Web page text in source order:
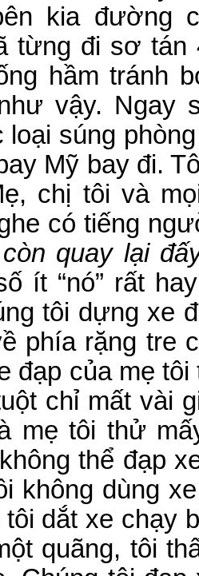
kia đường
từng đi sơ tán
hầm tránh
vậy. Ngay
loại súng
Mỹ bay đi.
chị tôi và
có tiếng
quay lại
ít “nó” rất
tôi dựng xe
phía rặng tre
đạp của mẹ
chỉ mất vài
mẹ tôi thử
thể đạp
không dùng
dắt xe chạy
quãng, tôi